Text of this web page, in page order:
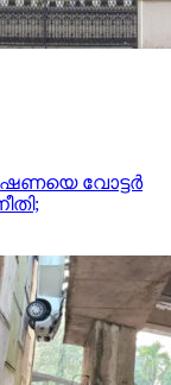
വോട്ടര്‍